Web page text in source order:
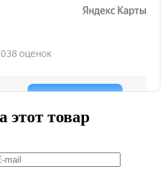
этот товар